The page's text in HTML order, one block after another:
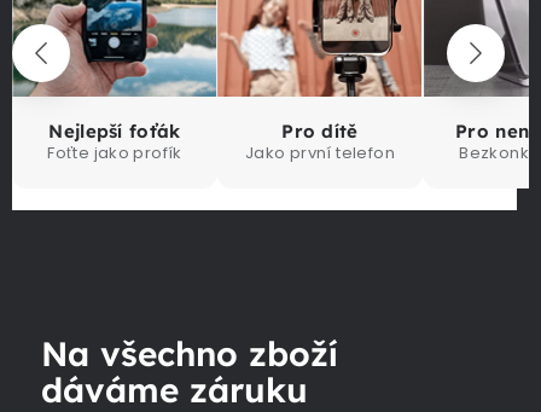
Nejlepší foťák
Foťte jako profík
Pro dítě
Jako první telefon
Pro
Na všechno zboží
dáváme záruku